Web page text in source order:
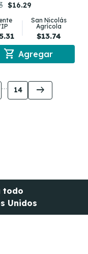
$16.29
San Nicolás
Agrícola
$13.74
shopping_cart Agregar
14 arrow_right_alt
todo
Unidos